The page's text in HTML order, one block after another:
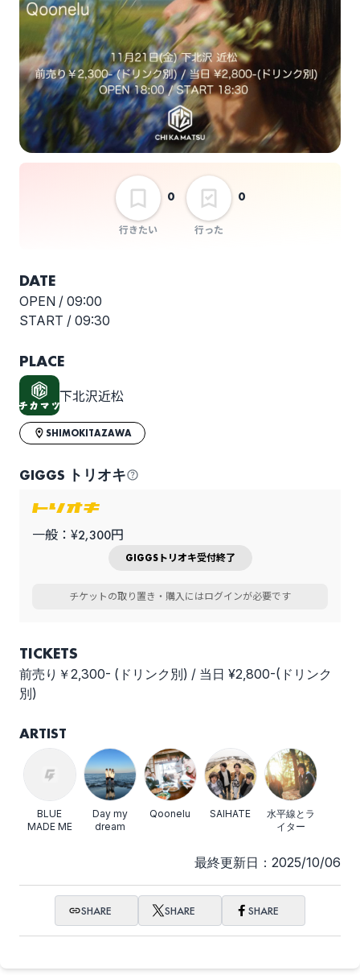
行きたい
0
行った
0
DATE
OPEN / 09:00
START / 09:30
PLACE
下北沢近松
SHIMOKITAZAWA
GIGGS トリオキ
一般：¥2,300円
GIGGSトリオキ受付終了
チケットの取り置き・購入にはログインが必要です
TICKETS
前売り￥2,300- (ドリンク別) / 当日 ¥2,800-(ドリンク
別)
ARTIST
BLUE
MADE ME
Day my
dream
Qoonelu SAIHATE
水平線とラ
イター
最終更新日：2025/10/06
SHARE SHARE SHARE